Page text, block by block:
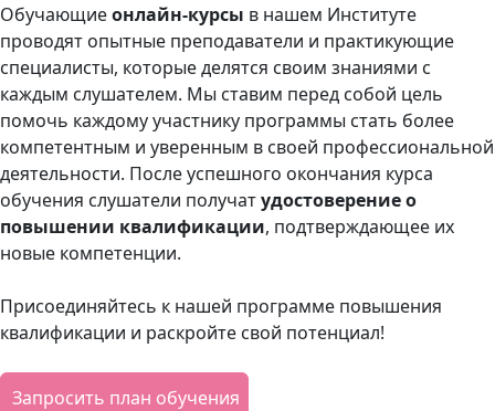
Обучающиеонлайн-курсы в нашем Институте
проводят опытные преподаватели и практикующие
специалисты, которые делятся своим знаниями с
каждым слушателем. Мы ставим перед собой цель
помочь каждому участнику программы стать более
компетентным и уверенным в своей профессиональной
деятельности. После успешного окончания курса
обучения слушатели получатудостоверение о
повышении квалификации, подтверждающее их
новые компетенции.
Присоединяйтесь к нашей программе повышения
квалификации и раскройте свой потенциал!
Запросить план обучения